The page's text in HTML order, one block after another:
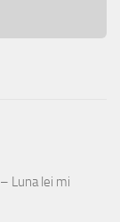
Luna lei mi